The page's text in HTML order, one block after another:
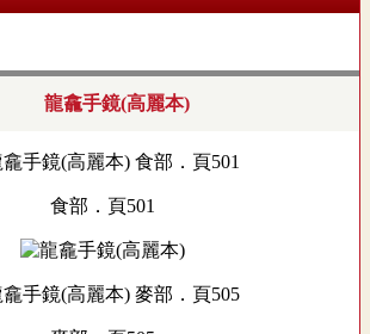
龍龕手鏡(高麗本)
食部．頁501